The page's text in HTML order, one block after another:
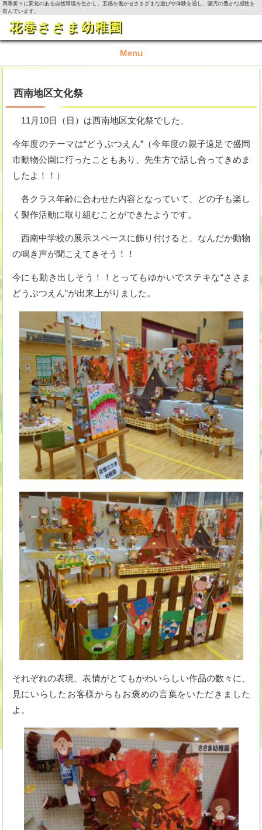
四季折々に変化のある自然環境を生かし、五感を働かせさまざまな遊びや体験を通し、園児の豊かな感性を
育んでいます。
花巻ささま幼稚園
Menu
園の概要
園の生活
今月の活動
西南地区文化祭
11月10日（日）は西南地区文化祭でした、
今年度のテーマは“どうぶつえん”（今年度の親子遠足で盛岡
市動物公園に行ったこともあり、先生方で話し合ってきめま
したよ！！）
各クラス年齢に合わせた内容となっていて、どの子も楽し
く製作活動に取り組むことができたようです。
西南中学校の展示スペースに飾り付けると、なんだか動物
の鳴き声が聞こえてきそう！！
今にも動き出しそう！！とってもゆかいでステキな“ささま
どうぶつえん”が出来上がりました。
それぞれの表現、表情がとてもかわいらしい作品の数々に、
見にいらしたお客様からもお褒めの言葉をいただきました
よ。